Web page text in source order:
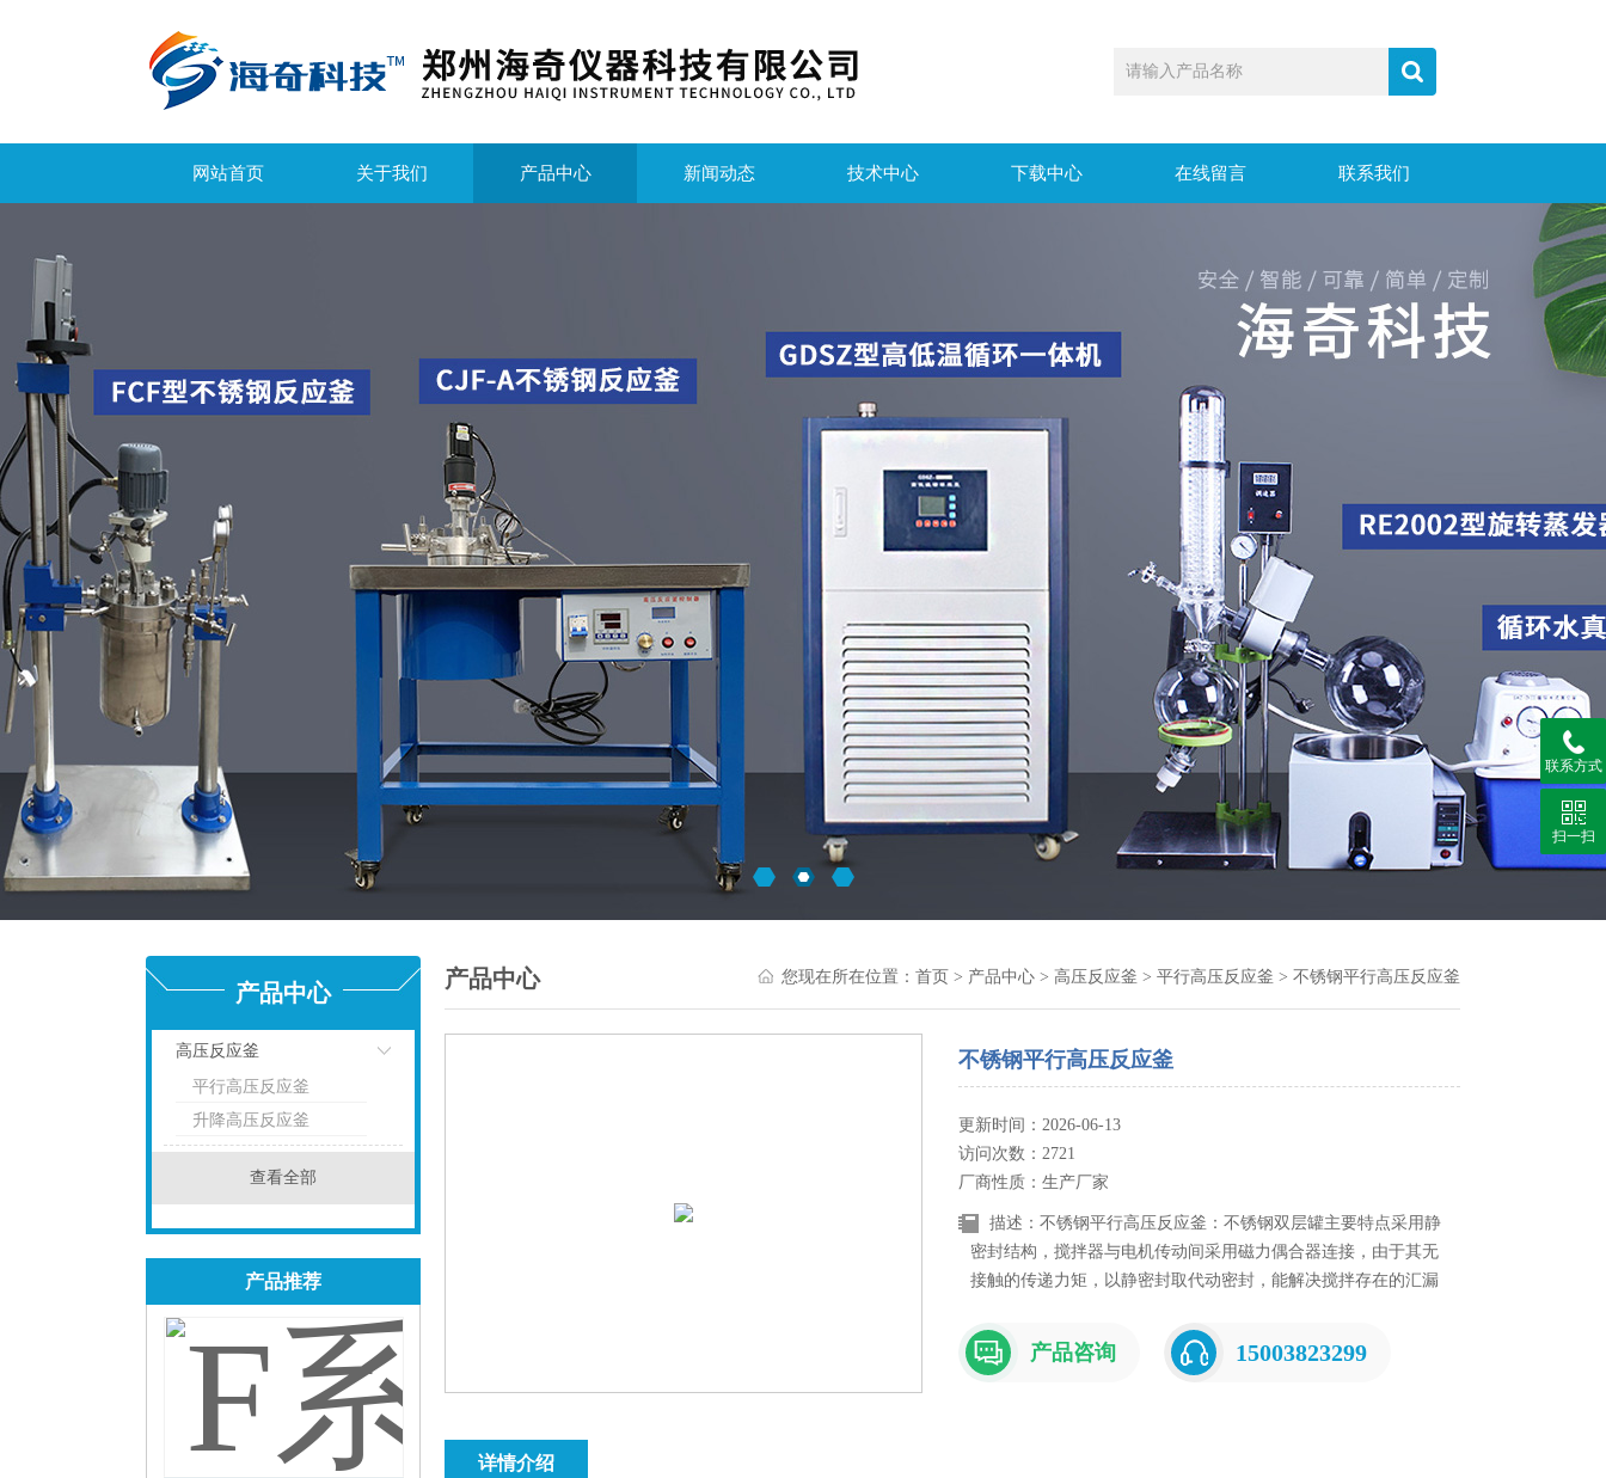
网站首页 关于我们 产品中心 新闻动态 技术中心 下载中心 在线留言 联系我们
产品中心
高压反应釜
点击
平行高压反应釜
升降高压反应釜
查看全部
产品推荐
产品中心 您现在所在位置： 首页 > 产品中心 > 高压反应釜 > 平行高压反应釜 > 不锈钢平行高压反应釜
不锈钢平行高压反应釜
更新时间：2026-06-13
访问次数：2721
厂商性质：生产厂家
描述：不锈钢平行高压反应釜：不锈钢双层罐主要特点采用静
密封结构，搅拌器与电机传动间采用磁力偶合器连接，由于其无
接触的传递力矩，以静密封取代动密封，能解决搅拌存在的汇漏
此，更适合用于各种易燃、易爆、剧毒、贵重介质很强的化学介
质进行搅拌反应
产品咨询 15003823299
详情介绍
联系方式
扫一扫